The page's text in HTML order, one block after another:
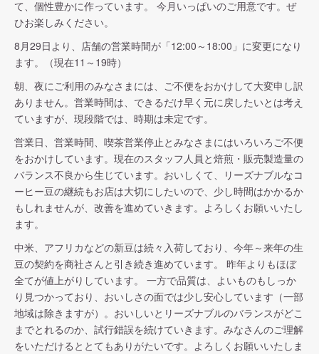
て、個性豊かに作っています。 今月いっぱいのご用意です。ぜ
ひお楽しみください。
8月29日より、店舗の営業時間が「12:00～18:00」に変更になり
ます。（現在11～19時）
朝、夜にご利用のみなさまには、ご不便をおかけして大変申し訳
ありません。営業時間は、できるだけ早く元に戻したいとは考え
ていますが、現段階では、時期は未定です。
営業日、営業時間、喫茶営業停止とみなさまにはいろいろご不便
をおかけしています。現在のスタッフ人員と焙煎・販売製造量の
バランス不良から生じています。おいしくて、リーズナブルなコ
ーヒー豆の継続もお店は大切にしたいので、少し時間はかかるか
もしれませんが、改善を進めていきます。よろしくお願いいたし
ます。
中米、アフリカなどの新豆は続々入荷しており、今年～来年の生
豆の契約を商社さんと引き続き進めています。 昨年よりもほぼ
全てが値上がりしています。 一方で品質は、よいものもしっか
り見つかっており、おいしさの面では少し安心しています（一部
地域は除きますが）。おいしいとリーズナブルのバランスがどこ
までとれるのか、試行錯誤を続けていきます。みなさんのご理解
をいただけるととてもありがたいです。よろしくお願いいたしま